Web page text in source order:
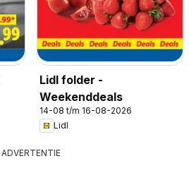
Lidl folder -
Weekenddeals
14-08 t/m 16-08-2026
Lidl
ADVERTENTIE